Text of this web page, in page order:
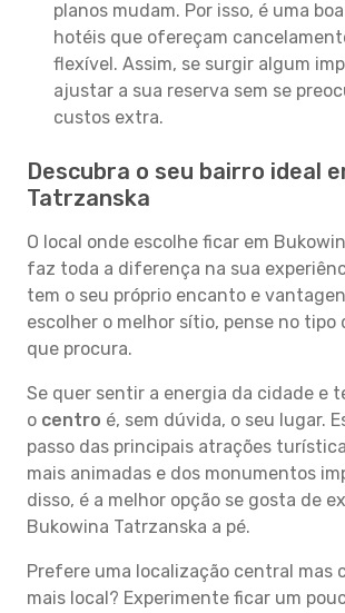
planos mudam. Por isso, é uma
hotéis que ofereçam
flexível. Assim, se surgir algum
ajustar a sua reserva sem se
custos extra.
Descubra o seu bairro ideal
Tatrzanska
O local onde escolhe ficar em
faz toda a diferença na sua
tem o seu próprio encanto e
escolher o melhor sítio, pense no tipo
que procura.
Se quer sentir a energia da cidade e
o centro é, sem dúvida, o seu lugar.
passo das principais atrações
mais animadas e dos monumentos
disso, é a melhor opção se gosta de
Bukowina Tatrzanska a pé.
Prefere uma localização central mas
mais local? Experimente ficar um